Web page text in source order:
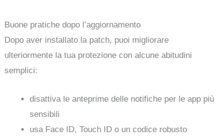
Buone pratiche dopo l’aggiornamento
Dopo aver installato la patch, puoi migliorare
ulteriormente la tua protezione con alcune abitudini
semplici:
disattiva le anteprime delle notifiche per le app più
sensibili
usa Face ID, Touch ID o un codice robusto